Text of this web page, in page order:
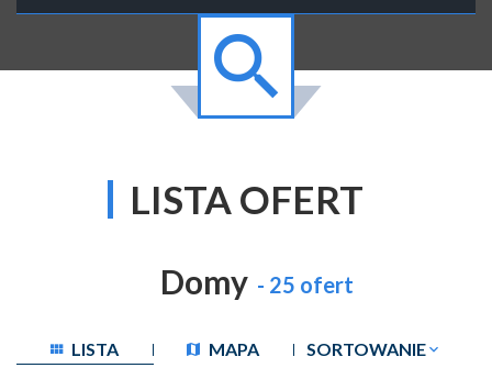
LISTA OFERT
Domy - 25 ofert
LISTA MAPA SORTOWANIE